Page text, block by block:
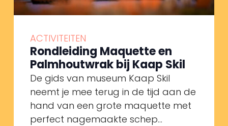
ACTIVITEITEN
Rondleiding Maquette en
Palmhoutwrak bij Kaap Skil
De gids van museum Kaap Skil
neemt je mee terug in de tijd aan de
hand van een grote maquette met
perfect nagemaakte schep...